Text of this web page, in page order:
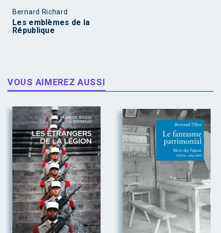
Bernard Richard
Les emblèmes de la
République
VOUS AIMEREZ AUSSI